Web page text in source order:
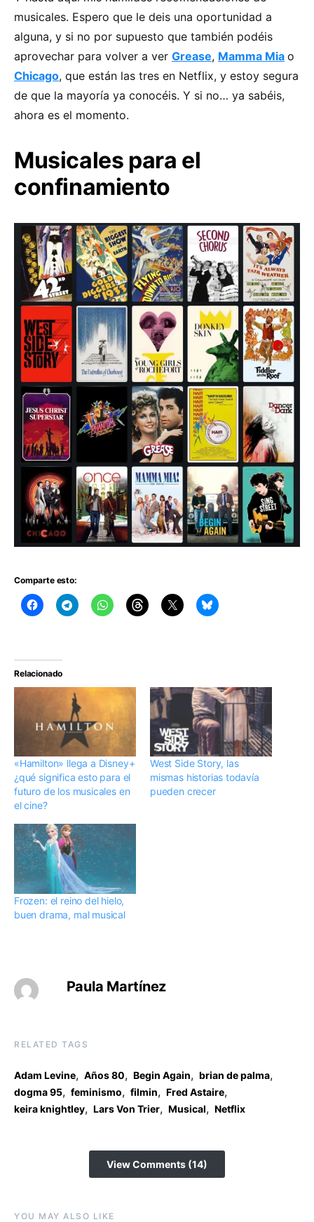
musicales. Espero que le deis una oportunidad a
alguna, y si no por supuesto que también podéis
aprovechar para volver a ver Grease, Mamma Mia o
Chicago, que están las tres en Netflix, y estoy segura
de que la mayoría ya conocéis. Y si no… ya sabéis,
ahora es el momento.
Musicales para el
confinamiento
Comparte esto:
Relacionado
«Hamilton» llega a Disney+
¿qué significa esto para el
futuro de los musicales en
el cine?
West Side Story, las
mismas historias todavía
pueden crecer
Frozen: el reino del hielo,
buen drama, mal musical
Paula Martínez
RELATED TAGS
Adam Levine, Años 80, Begin Again, brian de palma,
dogma 95, feminismo, filmin, Fred Astaire,
keira knightley, Lars Von Trier, Musical, Netflix
View Comments (14)
YOU MAY ALSO LIKE